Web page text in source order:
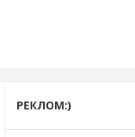
РЕКЛОМ:)